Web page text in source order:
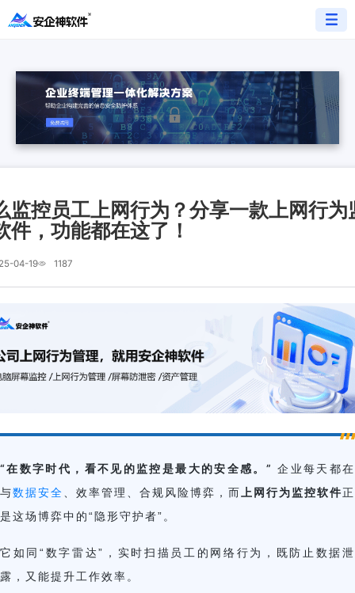
监控员工上网行为？分享一款上网行为
件，功能都在这了！
04-19 1187
“在数字时代，看不见的监控是最大的安全感。” 企业每天都在
与数据安全 、效率管理、合规风险博弈，而 上网行为监控软件正
是这场博弈中的“隐形守护者”。
它如同“数字雷达”，实时扫描员工的网络行为，既防止数据泄
露，又能提升工作效率。